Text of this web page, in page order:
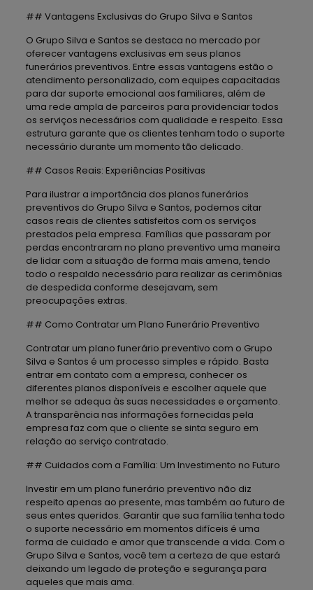
## Vantagens Exclusivas do Grupo Silva e Santos
O Grupo Silva e Santos se destaca no mercado por
oferecer vantagens exclusivas em seus planos
funerários preventivos. Entre essas vantagens estão o
atendimento personalizado, com equipes capacitadas
para dar suporte emocional aos familiares, além de
uma rede ampla de parceiros para providenciar todos
os serviços necessários com qualidade e respeito. Essa
estrutura garante que os clientes tenham todo o suporte
necessário durante um momento tão delicado.
## Casos Reais: Experiências Positivas
Para ilustrar a importância dos planos funerários
preventivos do Grupo Silva e Santos, podemos citar
casos reais de clientes satisfeitos com os serviços
prestados pela empresa. Famílias que passaram por
perdas encontraram no plano preventivo uma maneira
de lidar com a situação de forma mais amena, tendo
todo o respaldo necessário para realizar as cerimônias
de despedida conforme desejavam, sem
preocupações extras.
## Como Contratar um Plano Funerário Preventivo
Contratar um plano funerário preventivo com o Grupo
Silva e Santos é um processo simples e rápido. Basta
entrar em contato com a empresa, conhecer os
diferentes planos disponíveis e escolher aquele que
melhor se adequa às suas necessidades e orçamento.
A transparência nas informações fornecidas pela
empresa faz com que o cliente se sinta seguro em
relação ao serviço contratado.
## Cuidados com a Família: Um Investimento no Futuro
Investir em um plano funerário preventivo não diz
respeito apenas ao presente, mas também ao futuro de
seus entes queridos. Garantir que sua família tenha todo
o suporte necessário em momentos difíceis é uma
forma de cuidado e amor que transcende a vida. Com o
Grupo Silva e Santos, você tem a certeza de que estará
deixando um legado de proteção e segurança para
aqueles que mais ama.